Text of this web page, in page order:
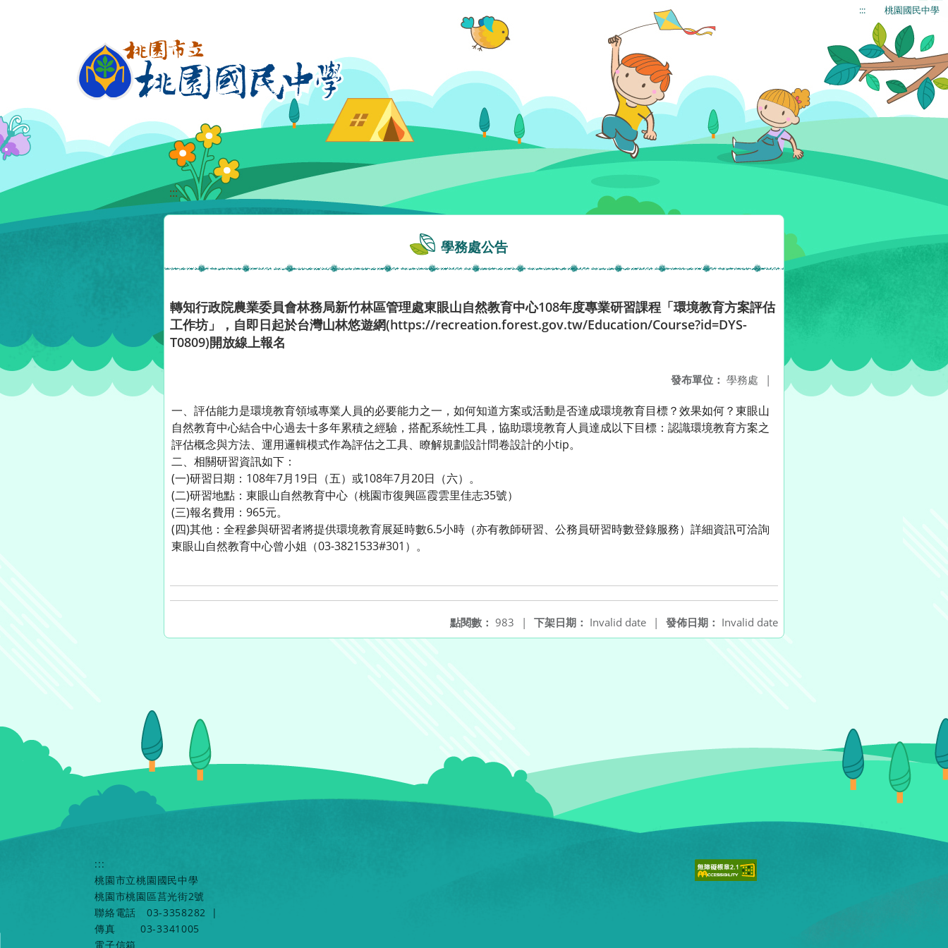
::: 桃園國民中學
:::
學務處公告
轉知行政院農業委員會林務局新竹林區管理處東眼山自然教育中心108年度專業研習課程「環境教育方案評估
工作坊」，自即日起於台灣山林悠遊網(https://recreation.forest.gov.tw/Education/Course?id=DYS-
T0809)開放線上報名
發布單位： 學務處 |
一、評估能力是環境教育領域專業人員的必要能力之一，如何知道方案或活動是否達成環境教育目標？效果如何？東眼山
自然教育中心結合中心過去十多年累積之經驗，搭配系統性工具，協助環境教育人員達成以下目標：認識環境教育方案之
評估概念與方法、運用邏輯模式作為評估之工具、瞭解規劃設計問卷設計的小tip。
二、相關研習資訊如下：
(一)研習日期：108年7月19日（五）或108年7月20日（六）。
(二)研習地點：東眼山自然教育中心（桃園市復興區霞雲里佳志35號）
(三)報名費用：965元。
(四)其他：全程參與研習者將提供環境教育展延時數6.5小時（亦有教師研習、公務員研習時數登錄服務）詳細資訊可洽詢
東眼山自然教育中心曾小姐（03-3821533#301）。
發佈日期： Invalid date
下架日期： Invalid date |
點閱數： 983 |
:::
桃園市立桃園國民中學
桃園市桃園區莒光街2號
聯絡電話
03-3358282
|
傳真
03-3341005
電子信箱